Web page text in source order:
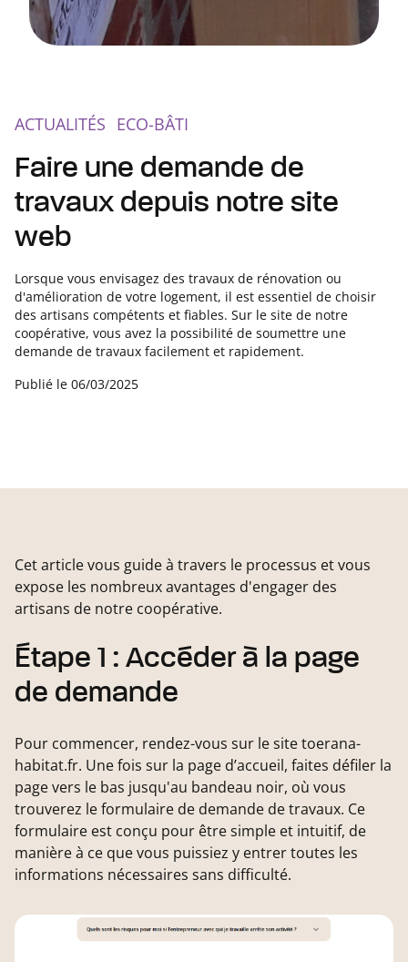
ACTUALITÉS ECO-BÂTI
Faire une demande de
travaux depuis notre site
web
Lorsque vous envisagez des travaux de rénovation ou
d'amélioration de votre logement, il est essentiel de choisir
des artisans compétents et fiables. Sur le site de notre
coopérative, vous avez la possibilité de soumettre une
demande de travaux facilement et rapidement.
Publié le 06/03/2025
Cet article vous guide à travers le processus et vous
expose les nombreux avantages d'engager des
artisans de notre coopérative.
Étape 1 : Accéder à la page
de demande
Pour commencer, rendez-vous sur le site toerana-
habitat.fr. Une fois sur la page d’accueil, faites défiler la
page vers le bas jusqu'au bandeau noir, où vous
trouverez le formulaire de demande de travaux. Ce
formulaire est conçu pour être simple et intuitif, de
manière à ce que vous puissiez y entrer toutes les
informations nécessaires sans difficulté.